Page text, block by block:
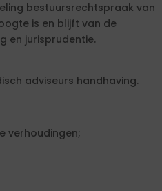
bestuursrechtspraak van
is en blijft van de
en jurisprudentie.
adviseurs handhaving.
verhoudingen;